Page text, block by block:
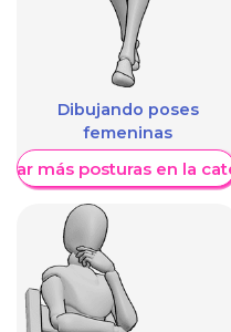
Dibujando poses
femeninas
más posturas en la